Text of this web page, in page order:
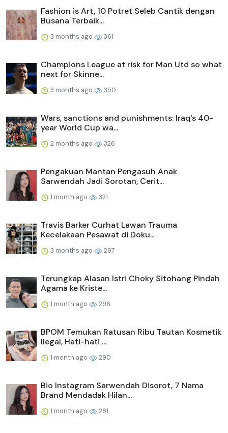
Fashion is Art, 10 Potret Seleb Cantik dengan
Busana Terbaik...
3 months ago 361
Champions League at risk for Man Utd so what
next for Skinne...
3 months ago 350
Wars, sanctions and punishments: Iraq's 40-
year World Cup wa...
2 months ago 326
Pengakuan Mantan Pengasuh Anak
Sarwendah Jadi Sorotan, Cerit...
1 month ago 321
Travis Barker Curhat Lawan Trauma
Kecelakaan Pesawat di Doku...
3 months ago 297
Terungkap Alasan Istri Choky Sitohang Pindah
Agama ke Kriste...
1 month ago 296
BPOM Temukan Ratusan Ribu Tautan Kosmetik
Ilegal, Hati-hati ...
1 month ago 290
Bio Instagram Sarwendah Disorot, 7 Nama
Brand Mendadak Hilan...
1 month ago 281